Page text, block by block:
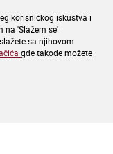
korisničkog iskustva i
na 'Slažem se'
sa njihovom
gde takođe možete